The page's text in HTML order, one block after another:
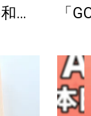
紙
「